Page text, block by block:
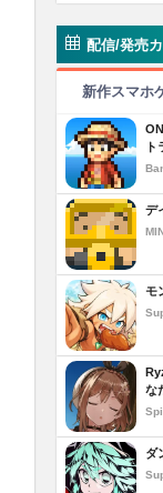
配信/発売
新作スマホ
ト
デ
モ
な
ダ